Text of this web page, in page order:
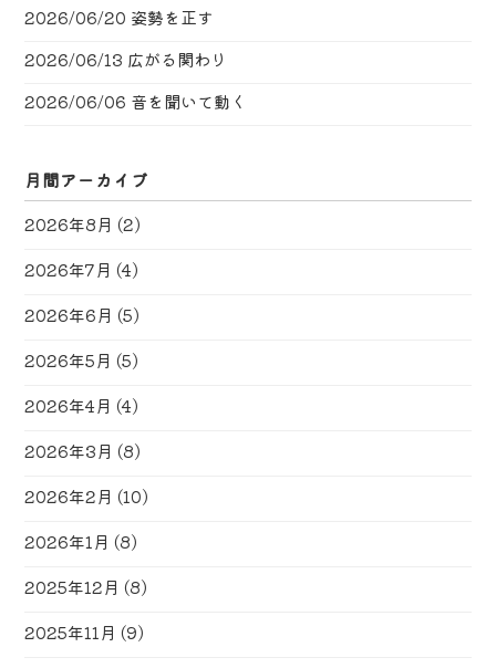
2026/06/20 姿勢を正す
2026/06/13 広がる関わり
2026/06/06 音を聞いて動く
月間アーカイブ
2026年8月 (2)
2026年7月 (4)
2026年6月 (5)
2026年5月 (5)
2026年4月 (4)
2026年3月 (8)
2026年2月 (10)
2026年1月 (8)
2025年12月 (8)
2025年11月 (9)